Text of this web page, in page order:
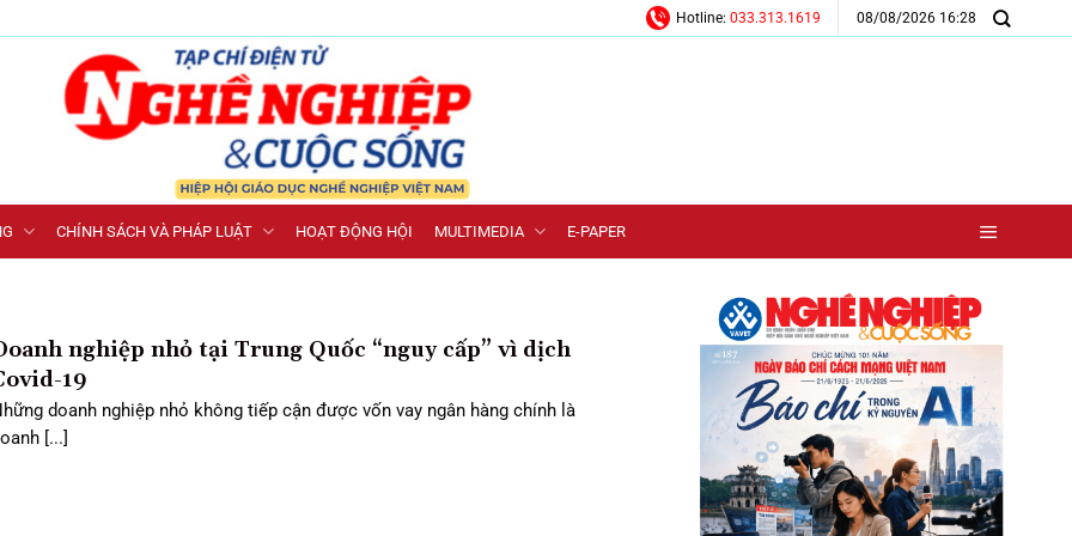
Hotline: 033.313.1619 08/08/2026 16:28
CHÍNH SÁCH VÀ PHÁP LUẬT HOẠT ĐỘNG HỘI MULTIMEDIA E-PAPER
nghiệp nhỏ tại Trung Quốc “nguy cấp” vì dịch
19
doanh nghiệp nhỏ không tiếp cận được vốn vay ngân hàng chính là
[...]